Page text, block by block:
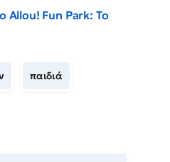
Allou! Fun Park: Το
παιδιά